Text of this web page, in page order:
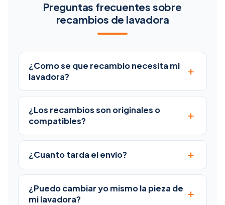
Preguntas frecuentes sobre
recambios de lavadora
¿Como se que recambio necesita mi
lavadora?
+
¿Los recambios son originales o
compatibles?
+
¿Cuanto tarda el envio? +
¿Puedo cambiar yo mismo la pieza de
mi lavadora?
+